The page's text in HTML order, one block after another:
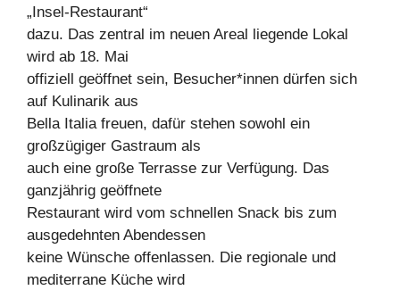
„Insel-Restaurant“
dazu. Das zentral im neuen Areal liegende Lokal
wird ab 18. Mai
offiziell geöffnet sein, Besucher*innen dürfen sich
auf Kulinarik aus
Bella Italia freuen, dafür stehen sowohl ein
großzügiger Gastraum als
auch eine große Terrasse zur Verfügung. Das
ganzjährig geöffnete
Restaurant wird vom schnellen Snack bis zum
ausgedehnten Abendessen
keine Wünsche offenlassen. Die regionale und
mediterrane Küche wird